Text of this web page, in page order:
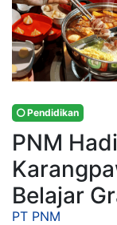
Pendidikan
PNM
Belajar
PT PNM